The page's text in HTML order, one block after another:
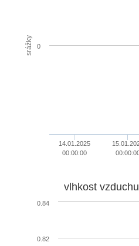
srážky
14.01.2025
00:00:00
0
vlhkost vzduchu
0.82
0.84